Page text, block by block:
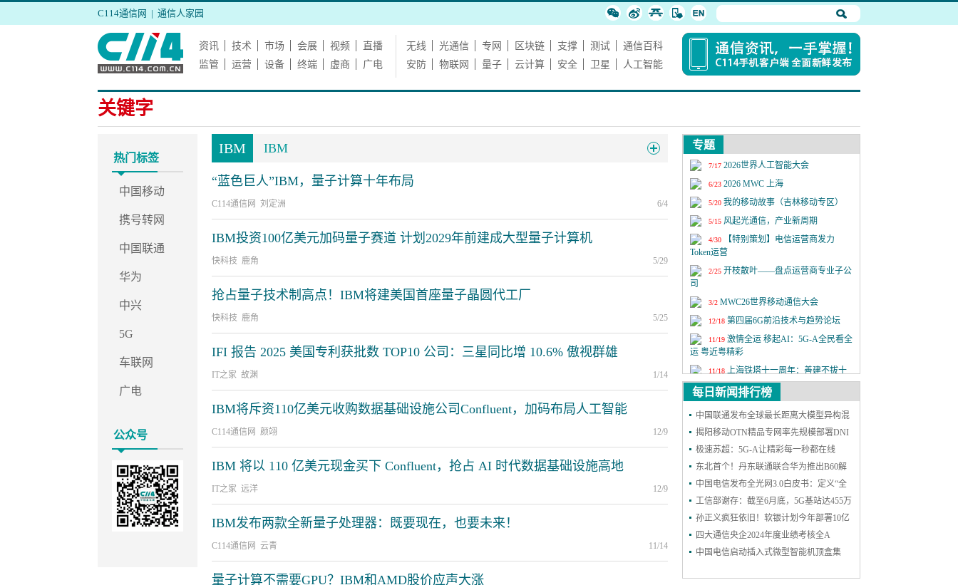
C114通信网 | 通信人家园
资讯 技术 市场 会展 视频
直播
监管
运营 设备 终端 虚商 广电
无线 光通信 专网 区块链 支撑 测试
通信百科
安防
物联网 量子 云计算 安全 卫星 人工智能
关键字
热门标签
中国移动
携号转网
中国联通
华为
中兴
5G
车联网
广电
公众号
IBM IBM
“蓝色巨人”IBM，量子计算十年布局
C114通信网 刘定洲 6/4
IBM投资100亿美元加码量子赛道 计划2029年前建成大型量子计算机
快科技 鹿角 5/29
抢占量子技术制高点！IBM将建美国首座量子晶圆代工厂
快科技 鹿角 5/25
IFI 报告 2025 美国专利获批数 TOP10 公司：三星同比增 10.6% 傲视群雄
IT之家 故渊 1/14
IBM将斥资110亿美元收购数据基础设施公司Confluent，加码布局人工智能
C114通信网 颜翊 12/9
IBM 将以 110 亿美元现金买下 Confluent，抢占 AI 时代数据基础设施高地
IT之家 远洋 12/9
IBM发布两款全新量子处理器：既要现在，也要未来！
C114通信网 云青 11/14
量子计算不需要GPU？IBM和AMD股价应声大涨
专题
7/17 2026世界人工智能大会
6/23 2026 MWC 上海
5/20 我的移动故事（吉林移动专区）
5/15 风起光通信，产业新周期
4/30
【特别策划】电信运营商发力
Token运营
2/25 开枝散叶——盘点运营商专业子公
司
3/2 MWC26世界移动通信大会
12/18 第四届6G前沿技术与趋势论坛
11/19 激情全运 移起AI：5G-A全民看全
运 粤近粤精彩
11/18 上海铁塔十一周年：善建不拔十
一载，锐意进取向未来
9/24 2025年中国国际信息通信展览会
9/9 第二十六届中国国际光电博览会
每日新闻排行榜
中国联通发布全球最长距离大模型异构混
训成果
揭阳移动OTN精品专网率先规模部署DNI
保护，实现高可靠能力再升级
极速苏超：5G-A让精彩每一秒都在线
东北首个！丹东联通联合华为推出B60解
决方案，一站式护航企业网络和安防
中国电信发布全光网3.0白皮书：定义“全
光智联”，2030年能力基本达成
工信部谢存：截至6月底，5G基站达455万
个 5G用户达11.18亿户
孙正义疯狂依旧！软银计划今年部署10亿
个AI智能体
四大通信央企2024年度业绩考核全A
中国电信启动插入式微型智能机顶盒集